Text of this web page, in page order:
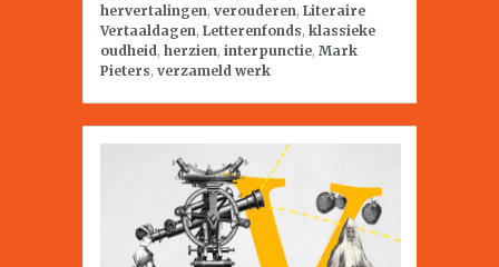
hervertalingen, verouderen, Literaire
Vertaaldagen, Letterenfonds, klassieke
oudheid, herzien, interpunctie, Mark
Pieters, verzameld werk